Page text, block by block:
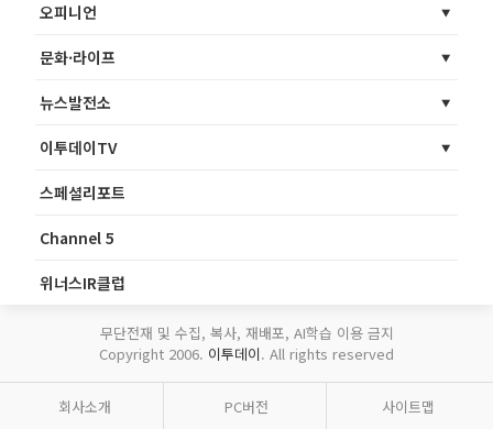
오피니언
문화·라이프
뉴스발전소
이투데이TV
스페셜리포트
Channel 5
위너스IR클럽
무단전재 및 수집, 복사, 재배포, AI학습 이용 금지
Copyright 2006. 이투데이. All rights reserved
회사소개 PC버전 사이트맵